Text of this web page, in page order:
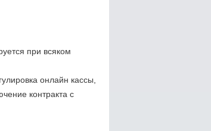
при всяком
онлайн кассы,
контракта с